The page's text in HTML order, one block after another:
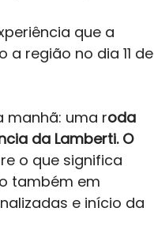
que a
região no dia 11 de
manhã: uma roda
da Lamberti. O
o que significa
também em
e início da